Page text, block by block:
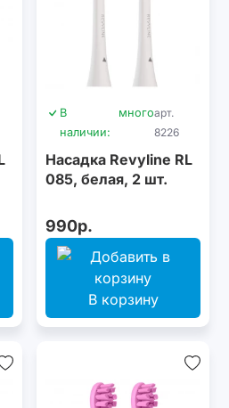
В
наличии:
многоарт.
8226
Насадка Revyline RL
085, белая, 2 шт.
990р.
В корзину